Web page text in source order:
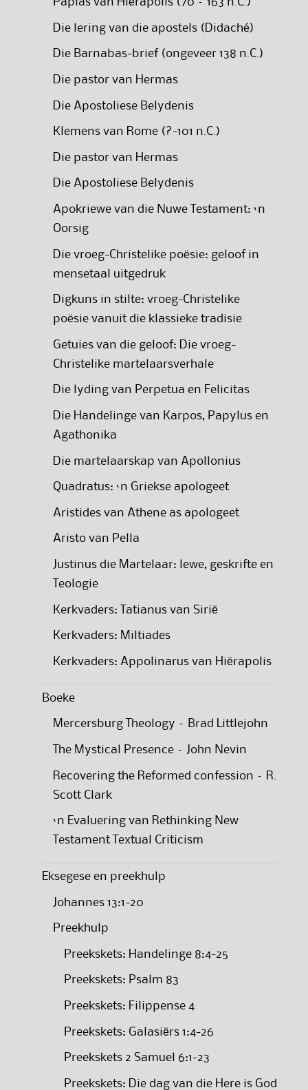
Papias van Hiërapolis (70 – 163 n.C.)
Die lering van die apostels (Didaché)
Die Barnabas-brief (ongeveer 138 n.C.)
Die pastor van Hermas
Die Apostoliese Belydenis
Klemens van Rome (?-101 n.C.)
Die pastor van Hermas
Die Apostoliese Belydenis
Apokriewe van die Nuwe Testament: ‘n
Oorsig
Die vroeg-Christelike poësie: geloof in
mensetaal uitgedruk
Digkuns in stilte: vroeg-Christelike
poësie vanuit die klassieke tradisie
Getuies van die geloof: Die vroeg-
Christelike martelaarsverhale
Die lyding van Perpetua en Felicitas
Die Handelinge van Karpos, Papylus en
Agathonika
Die martelaarskap van Apollonius
Quadratus: ‘n Griekse apologeet
Aristides van Athene as apologeet
Aristo van Pella
Justinus die Martelaar: lewe, geskrifte en
Teologie
Kerkvaders: Tatianus van Sirië
Kerkvaders: Miltiades
Kerkvaders: Appolinarus van Hiërapolis
Boeke
Mercersburg Theology – Brad Littlejohn
The Mystical Presence – John Nevin
Recovering the Reformed confession – R.
Scott Clark
‘n Evaluering van Rethinking New
Testament Textual Criticism
Eksegese en preekhulp
Johannes 13:1-20
Preekhulp
Preekskets: Handelinge 8:4-25
Preekskets: Psalm 83
Preekskets: Filippense 4
Preekskets: Galasiërs 1:4-26
Preekskets 2 Samuel 6:1-23
Preekskets: Die dag van die Here is God